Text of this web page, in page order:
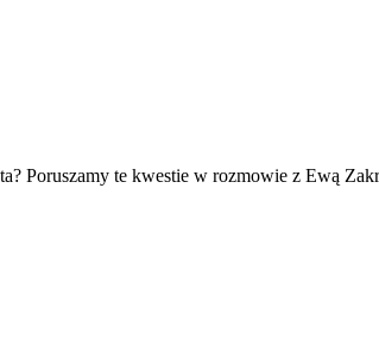
Poruszamy te kwestie w rozmowie z Ewą